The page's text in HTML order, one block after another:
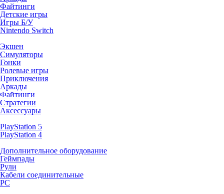
Файтинги
Детские игры
Игры Б/У
Nintendo Switch
Экшен
Симуляторы
Гонки
Ролевые игры
Приключения
Аркады
Файтинги
Стратегии
Аксессуары
PlayStation 5
PlayStation 4
Дополнительное оборудование
Геймпады
Рули
Кабели соединительные
PC